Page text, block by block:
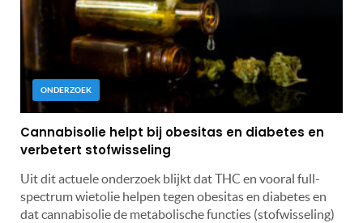
ONDERZOEK
Cannabisolie helpt bij obesitas en diabetes en
verbetert stofwisseling
Uit dit actuele onderzoek blijkt dat THC en vooral full-
spectrum wietolie helpen tegen obesitas en diabetes en
dat cannabisolie de metabolische functies (stofwisseling)